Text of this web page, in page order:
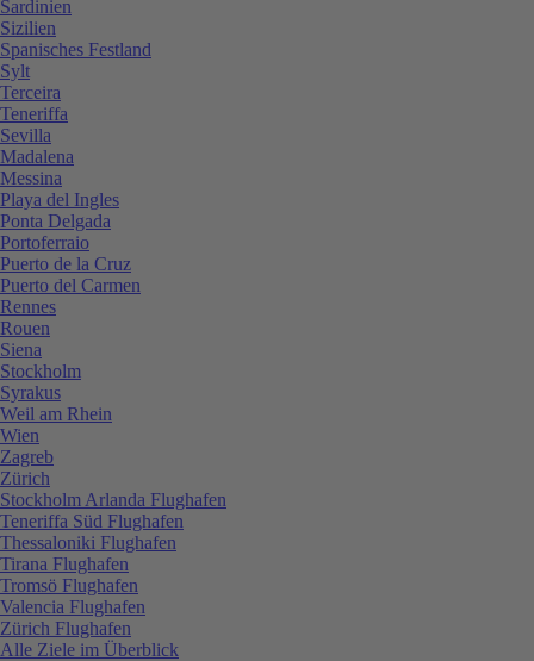
Sardinien
Sizilien
Spanisches Festland
Sylt
Terceira
Teneriffa
Sevilla
Madalena
Messina
Playa del Ingles
Ponta Delgada
Portoferraio
Puerto de la Cruz
Puerto del Carmen
Rennes
Rouen
Siena
Stockholm
Syrakus
Weil am Rhein
Wien
Zagreb
Zürich
Stockholm Arlanda Flughafen
Teneriffa Süd Flughafen
Thessaloniki Flughafen
Tirana Flughafen
Tromsö Flughafen
Valencia Flughafen
Zürich Flughafen
Alle Ziele im Überblick